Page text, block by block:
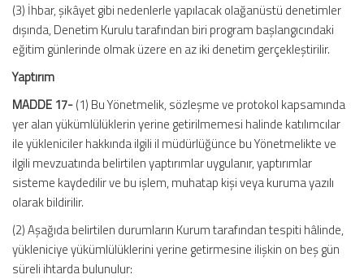
(3) İhbar, şikâyet gibi nedenlerle yapılacak olağanüstü denetimler
dışında, Denetim Kurulu tarafından biri program başlangıcındaki
eğitim günlerinde olmak üzere en az iki denetim gerçekleştirilir.
Yaptırım
MADDE 17-(1) Bu Yönetmelik, sözleşme ve protokol kapsamında
yer alan yükümlülüklerin yerine getirilmemesi halinde katılımcılar
ile yükleniciler hakkında ilgili il müdürlüğünce bu Yönetmelikte ve
ilgili mevzuatında belirtilen yaptırımlar uygulanır, yaptırımlar
sisteme kaydedilir ve bu işlem, muhatap kişi veya kuruma yazılı
olarak bildirilir.
(2) Aşağıda belirtilen durumların Kurum tarafından tespiti hâlinde,
yükleniciye yükümlülüklerini yerine getirmesine ilişkin on beş gün
süreli ihtarda bulunulur: